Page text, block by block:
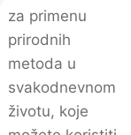
za primenu
prirodnih
metoda u
svakodnevnom
životu, koje